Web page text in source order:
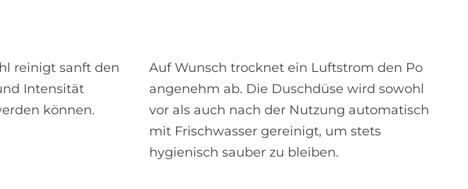
reinigt sanft den
Intensität
können.
Auf Wunsch trocknet ein Luftstrom den Po
angenehm ab. Die Duschdüse wird sowohl
vor als auch nach der Nutzung automatisch
mit Frischwasser gereinigt, um stets
hygienisch sauber zu bleiben.